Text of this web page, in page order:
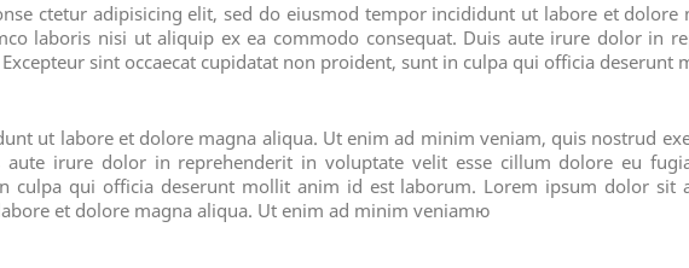
ctetur adipisicing elit, sed do eiusmod tempor incididunt ut labore et
laboris nisi ut aliquip ex ea commodo consequat. Duis aute irure dolor in
sint occaecat cupidatat non proident, sunt in culpa qui officia deserunt
ut labore et dolore magna aliqua. Ut enim ad minim veniam, quis nostrud
aute irure dolor in reprehenderit in voluptate velit esse cillum dolore eu
culpa qui officia deserunt mollit anim id est laborum. Lorem ipsum dolor sit
et dolore magna aliqua. Ut enim ad minim veniamю